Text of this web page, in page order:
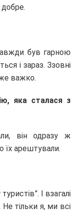
був гарною
і зараз. Ззовні
важко.
яка сталася з
він одразу ж
їх арештували.
І взагалі
тільки я, ми всі